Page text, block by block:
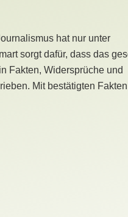
hat nur unter
sorgt dafür, dass das
Fakten, Widersprüche und
Mit bestätigten